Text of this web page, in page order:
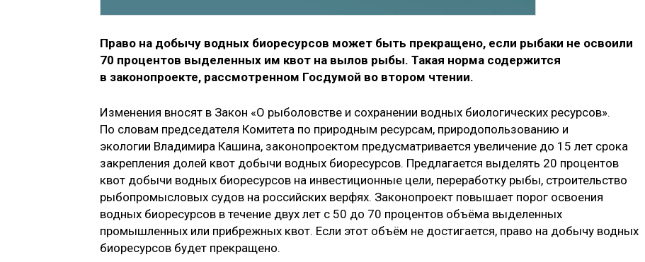
Право на добычу водных биоресурсов может быть прекращено, если рыбаки не освоили
70 процентов выделенных им квот на вылов рыбы. Такая норма содержится
в законопроекте, рассмотренном Госдумой во втором чтении.
Изменения вносят в Закон «О рыболовстве и сохранении водных биологических ресурсов».
По словам председателя Комитета по природным ресурсам, природопользованию и
экологии Владимира Кашина, законопроектом предусматривается увеличение до 15 лет срока
закрепления долей квот добычи водных биоресурсов. Предлагается выделять 20 процентов
квот добычи водных биоресурсов на инвестиционные цели, переработку рыбы, строительство
рыбопромысловых судов на российских верфях. Законопроект повышает порог освоения
водных биоресурсов в течение двух лет с 50 до 70 процентов объёма выделенных
промышленных или прибрежных квот. Если этот объём не достигается, право на добычу водных
биоресурсов будет прекращено.